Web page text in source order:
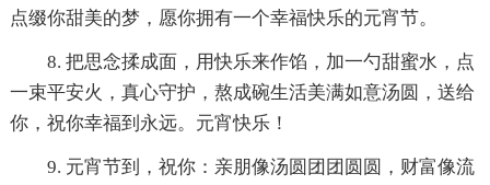
点缀你甜美的梦，愿你拥有一个幸福快乐的元宵节。
8. 把思念揉成面，用快乐来作馅，加一勺甜蜜水，点
一束平安火，真心守护，熬成碗生活美满如意汤圆，送给
你，祝你幸福到永远。元宵快乐！
9. 元宵节到，祝你：亲朋像汤圆团团圆圆，财富像流